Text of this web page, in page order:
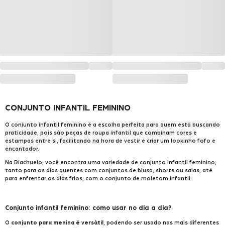
CONJUNTO INFANTIL FEMININO
O conjunto infantil feminino é a escolha perfeita para quem está buscando
praticidade, pois são peças de roupa infantil que combinam cores e
estampas entre si, facilitando na hora de vestir e criar um lookinho fofo e
encantador.
Na Riachuelo, você encontra uma variedade de conjunto infantil feminino,
tanto para os dias quentes com conjuntos de blusa, shorts ou saias, até
para enfrentar os dias frios, com o conjunto de moletom infantil.
Conjunto infantil feminino: como usar no dia a dia?
O conjunto para menina é versátil , podendo ser usado nas mais diferentes